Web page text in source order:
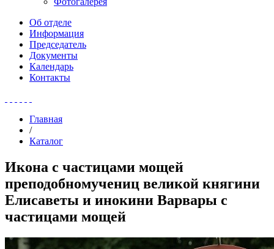
Об отделе
Информация
Председатель
Документы
Календарь
Контакты
Главная
/
Каталог
Икона с частицами мощей
преподобномучениц великой княгини
Елисаветы и инокини Варвары с
частицами мощей